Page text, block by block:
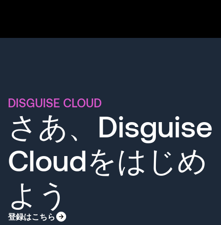
DISGUISE CLOUD
さあ、Disguise
Cloudをはじめ
よう
登録はこちら